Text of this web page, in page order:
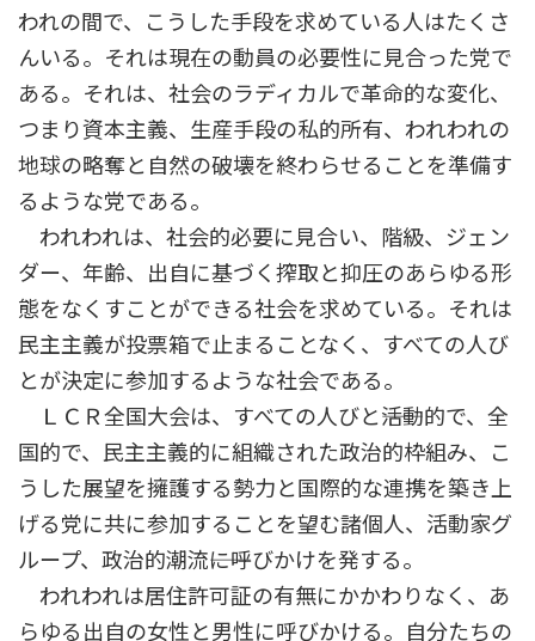
われの間で、こうした手段を求めている人はたくさ
んいる。それは現在の動員の必要性に見合った党で
ある。それは、社会のラディカルで革命的な変化、
つまり資本主義、生産手段の私的所有、われわれの
地球の略奪と自然の破壊を終わらせることを準備す
るような党である。
われわれは、社会的必要に見合い、階級、ジェン
ダー、年齢、出自に基づく搾取と抑圧のあらゆる形
態をなくすことができる社会を求めている。それは
民主主義が投票箱で止まることなく、すべての人び
とが決定に参加するような社会である。
ＬＣＲ全国大会は、すべての人びと――活動的で、全
国的で、民主主義的に組織された政治的枠組み、こ
うした展望を擁護する勢力と国際的な連携を築き上
げる党に共に参加することを望む諸個人、活動家グ
ループ、政治的潮流――に呼びかけを発する。
われわれは居住許可証の有無にかかわりなく、あ
らゆる出自の女性と男性に呼びかける。自分たちの